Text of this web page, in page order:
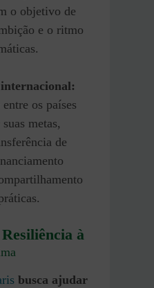
o objetivo de
e o ritmo
os países
metas,
de
à
busca ajudar